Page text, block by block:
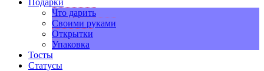
Подарки
Что дарить
Своими руками
Открытки
Упаковка
Тосты
Статусы